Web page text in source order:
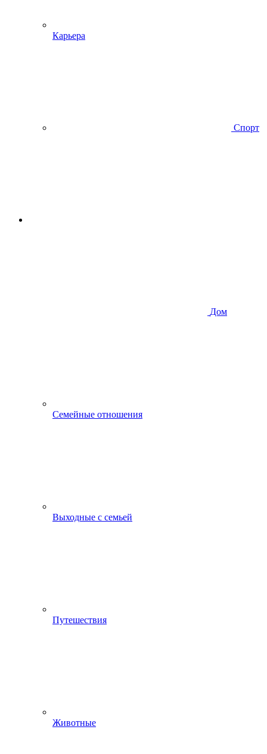
Карьера
Спорт
Дом
Семейные отношения
Выходные с семьей
Путешествия
Животные